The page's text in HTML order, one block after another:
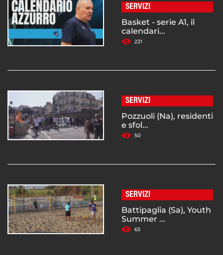
SERVIZI
Basket - serie A1, il
calendari...
221
SERVIZI
Pozzuoli (Na), residenti
e sfol...
50
SERVIZI
Battipaglia (Sa), Youth
Summer ...
63